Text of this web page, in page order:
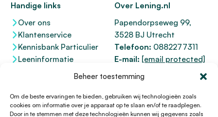
Beheer toestemming
Om de beste ervaringen te bieden, gebruiken wij technologieën zoals
cookies om informatie over je apparaat op te slaan en/of te raadplegen.
Door in te stemmen met deze technologieën kunnen wij gegevens zoals
Handige links
Over ons
Klantenservice
Kennisbank Particulier
Leeninformatie
Over Lening.nl
Papendorpseweg 99,
3528 BJ Utrecht
Telefoon: 0882277311
E-mail: [email protected]
KvK 76100200
12047091
Kifid 300.017942